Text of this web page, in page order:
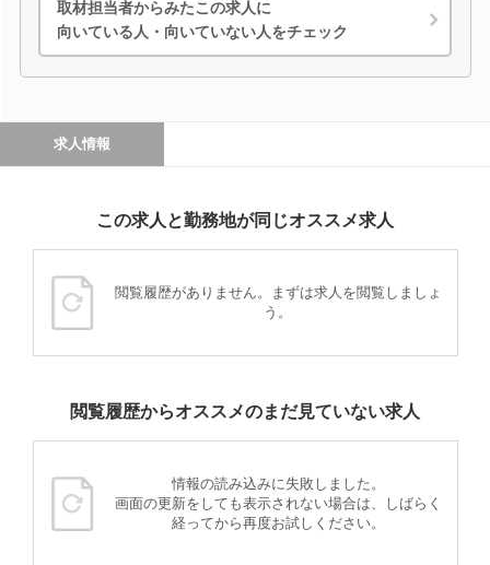
取材担当者からみたこの求人に
向いている人・向いていない人をチェック
求人情報
この求人と勤務地が同じオススメ求人
閲覧履歴がありません。まずは求人を閲覧しましょ
う。
閲覧履歴からオススメのまだ見ていない求人
情報の読み込みに失敗しました。
画面の更新をしても表示されない場合は、しばらく
経ってから再度お試しください。